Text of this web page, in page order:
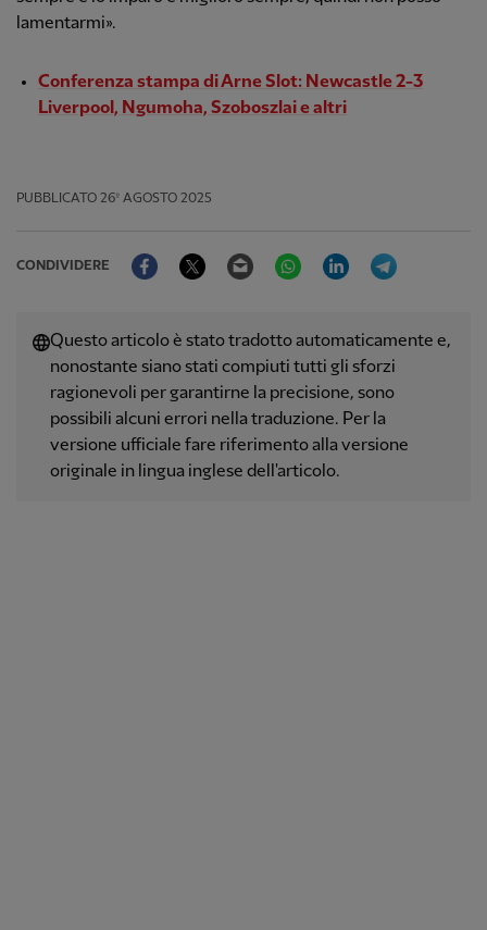
lamentarmi».
Conferenza stampa di Arne Slot: Newcastle 2-3
Liverpool, Ngumoha, Szoboszlai e altri
PUBBLICATO 26º AGOSTO 2025
CONDIVIDERE
FacebookTwitter Email WhatsAppLinkedIn
Questo articolo è stato tradotto automaticamente e,
nonostante siano stati compiuti tutti gli sforzi
ragionevoli per garantirne la precisione, sono
possibili alcuni errori nella traduzione. Per la
versione ufficiale fare riferimento alla versione
originale in lingua inglese dell'articolo.